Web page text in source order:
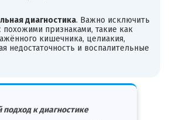
диагностика. Важно исключить
похожими признаками, такие как
кишечника, целиакия,
недостаточность и воспалительные
к диагностике